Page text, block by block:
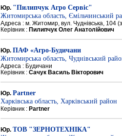
Юр. "Пилипчук Агро Сервіс"
Житомирська область, Ємільчинський
Адреса : м. Житомир, вул. Чуднівська, 104
Керівник : Пилипчук Олег Анатолійович
Юр. ПАФ «Агро-Будичани
Житомирська область, Чуднівський
Адреса : Будичани
Керівник : Сачук Василь Вікторович
Юр. Partner
Харківська область, Харківський район
Керівник : Partner
Юр. ТОВ "ЗЕРНОТЕХНІКА"